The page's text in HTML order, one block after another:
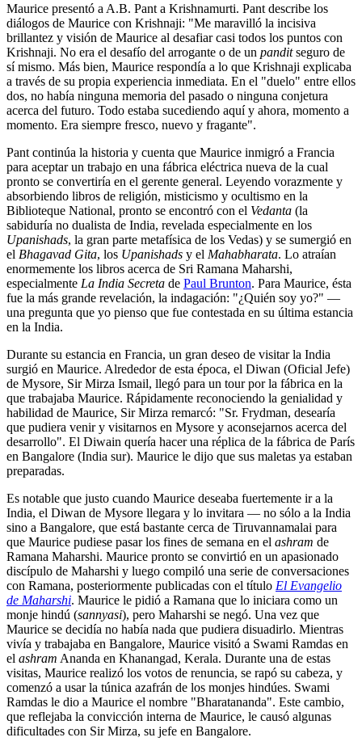
Maurice presentó a A.B. Pant a Krishnamurti. Pant describe los
diálogos de Maurice con Krishnaji: "Me maravilló la incisiva
brillantez y visión de Maurice al desafiar casi todos los puntos con
Krishnaji. No era el desafío del arrogante o de un panditseguro de
sí mismo. Más bien, Maurice respondía a lo que Krishnaji explicaba
a través de su propia experiencia inmediata. En el "duelo" entre ellos
dos, no había ninguna memoria del pasado o ninguna conjetura
acerca del futuro. Todo estaba sucediendo aquí y ahora, momento a
momento. Era siempre fresco, nuevo y fragante".
Pant continúa la historia y cuenta que Maurice inmigró a Francia
para aceptar un trabajo en una fábrica eléctrica nueva de la cual
pronto se convertiría en el gerente general. Leyendo vorazmente y
absorbiendo libros de religión, misticismo y ocultismo en la
Biblioteque National, pronto se encontró con el Vedanta (la
sabiduría no dualista de India, revelada especialmente en los
Upanishads, la gran parte metafísica de los Vedas) y se sumergió en
el Bhagavad Gita, los Upanishads y el Mahabharata. Lo atraían
enormemente los libros acerca de Sri Ramana Maharshi,
especialmente La India Secreta de Paul Brunton. Para Maurice, ésta
fue la más grande revelación, la indagación: "¿Quién soy yo?" ―
una pregunta que yo pienso que fue contestada en su última estancia
en la India.
Durante su estancia en Francia, un gran deseo de visitar la India
surgió en Maurice. Alrededor de esta época, el Diwan (Oficial Jefe)
de Mysore, Sir Mirza Ismail, llegó para un tour por la fábrica en la
que trabajaba Maurice. Rápidamente reconociendo la genialidad y
habilidad de Maurice, Sir Mirza remarcó: "Sr. Frydman, desearía
que pudiera venir y visitarnos en Mysore y aconsejarnos acerca del
desarrollo". El Diwain quería hacer una réplica de la fábrica de París
en Bangalore (India sur). Maurice le dijo que sus maletas ya estaban
preparadas.
Es notable que justo cuando Maurice deseaba fuertemente ir a la
India, el Diwan de Mysore llegara y lo invitara ― no sólo a la India
sino a Bangalore, que está bastante cerca de Tiruvannamalai para
que Maurice pudiese pasar los fines de semana en el ashram de
Ramana Maharshi. Maurice pronto se convirtió en un apasionado
discípulo de Maharshi y luego compiló una serie de conversaciones
con Ramana, posteriormente publicadas con el título El Evangelio
de Maharshi. Maurice le pidió a Ramana que lo iniciara como un
monje hindú (sannyasi), pero Maharshi se negó. Una vez que
Maurice se decidía no había nada que pudiera disuadirlo. Mientras
vivía y trabajaba en Bangalore, Maurice visitó a Swami Ramdas en
el ashram Ananda en Khanangad, Kerala. Durante una de estas
visitas, Maurice realizó los votos de renuncia, se rapó su cabeza, y
comenzó a usar la túnica azafrán de los monjes hindúes. Swami
Ramdas le dio a Maurice el nombre "Bharatananda". Este cambio,
que reflejaba la convicción interna de Maurice, le causó algunas
dificultades con Sir Mirza, su jefe en Bangalore.